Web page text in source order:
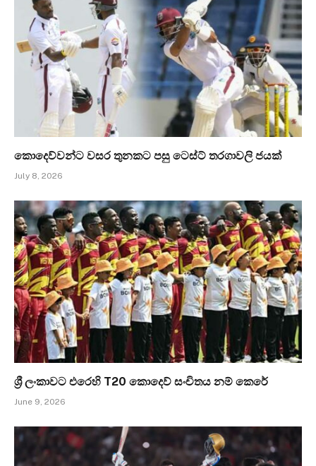
කොදෙව්වන්ට වසර තුනකට පසු ටෙස්ට් තරගාවලි ජයක්
July 8, 2026
ශ්‍රී ලංකාවට එරෙහි T20 කොදෙව් සංචිතය නම් කෙරේ
June 9, 2026